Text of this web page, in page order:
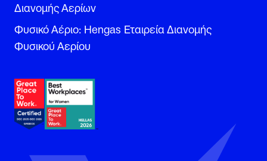
Διανομής Αερίων
Φυσικό Αέριο: Hengas Εταιρεία Διανομής
Φυσικού Αερίου